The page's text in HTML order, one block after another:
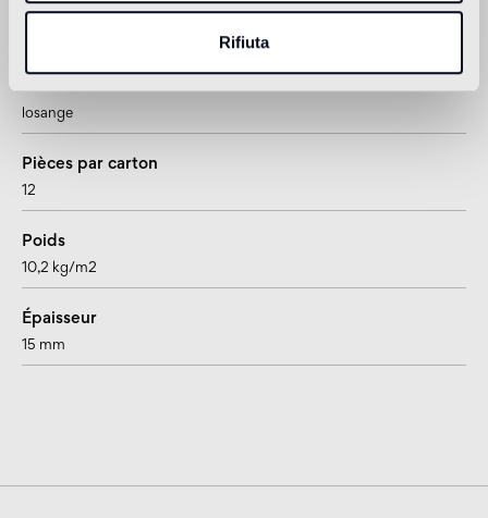
Rifiuta
Informations sur le produit
losange
Pièces par carton
12
Poids
10,2 kg/m2
Épaisseur
15 mm